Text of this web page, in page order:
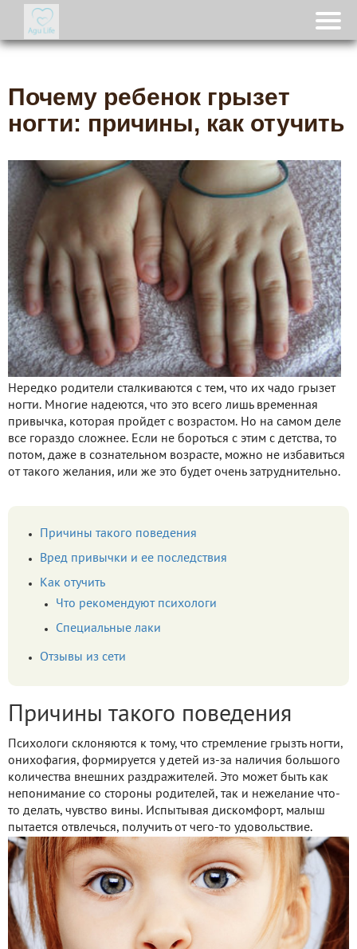
Почему ребенок грызет
ногти: причины, как отучить
Нередко родители сталкиваются с тем, что их чадо грызет
ногти. Многие надеются, что это всего лишь временная
привычка, которая пройдет с возрастом. Но на самом деле
все гораздо сложнее. Если не бороться с этим с детства, то
потом, даже в сознательном возрасте, можно не избавиться
от такого желания, или же это будет очень затруднительно.
Причины такого поведения
Вред привычки и ее последствия
Как отучить
Что рекомендуют психологи
Специальные лаки
Отзывы из сети
Причины такого поведения
Психологи склоняются к тому, что стремление грызть ногти,
онихофагия, формируется у детей из-за наличия большого
количества внешних раздражителей. Это может быть как
непонимание со стороны родителей, так и нежелание что-
то делать, чувство вины. Испытывая дискомфорт, малыш
пытается отвлечься, получить от чего-то удовольствие.